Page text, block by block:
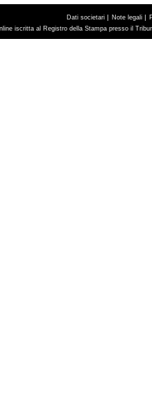
Dati societari | Note legali |
iscritta al Registro della Stampa presso il